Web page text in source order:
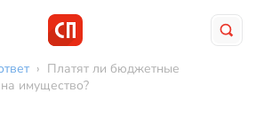
› Платят ли бюджетные
имущество?